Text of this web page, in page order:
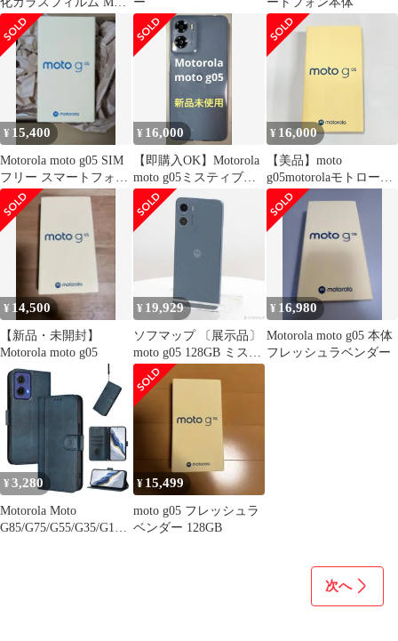
G05 フィルム Moto G
05 Motog05 モトローラ
g05g05保護フィルム 高
光沢 透明 クリア 硬度
9H 撥油性 液晶保護フ
ィルム
¥ 15,400
Motorola moto g05 SIM
フリー スマートフォン
本体
¥ 16,000
【即購入OK】Motorola
moto g05ミスティブル
ー【新品】
¥ 16,000
【美品】moto
g05motorolaモトローラ
128GB SIMフリー【A
ランク】 575
¥ 14,500
【新品・未開封】
Motorola moto g05
¥ 19,929
ソフマップ 〔展示品〕
moto g05 128GB ミステ
ィブルー PB6N0003JP
SIMフリー【349】
¥ 16,980
Motorola moto g05 本体
フレッシュラベンダー
¥ 3,280
Motorola Moto
G85/G75/G55/G35/G15/
¥ 15,499
moto g05 フレッシュラ
ベンダー 128GB
次へ